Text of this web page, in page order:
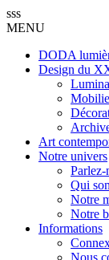
sss
MENU
DODA
Design du
Art
Notre univers
Parlez-
Qui
Notre
Notre
Informations
Nous